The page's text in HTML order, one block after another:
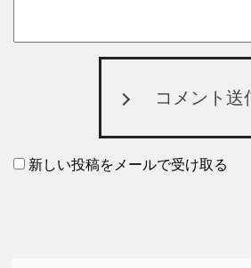
コメント送
新しい投稿をメールで受け取る